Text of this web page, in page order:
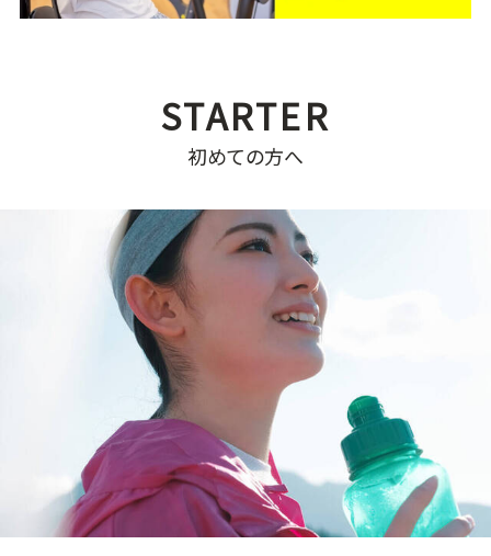
初めての方へ